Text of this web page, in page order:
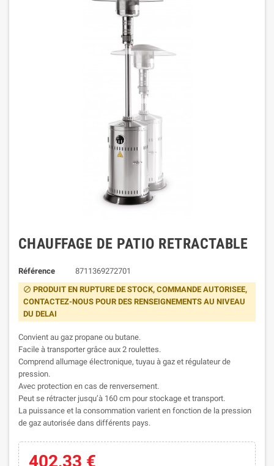
CHAUFFAGE DE PATIO RETRACTABLE
Référence 8711369272701
block PRODUIT EN RUPTURE DE STOCK, COMMANDE AUTORISEE,
CONTACTEZ-NOUS POUR DES RENSEIGNEMENTS AU NIVEAU
DU DELAI
Convient au gaz propane ou butane.
Facile à transporter grâce aux 2 roulettes.
Comprend allumage électronique, tuyau à gaz et régulateur de
pression.
Avec protection en cas de renversement.
Peut se rétracter jusqu’à 160 cm pour stockage et transport.
La puissance et la consommation varient en fonction de la pression
de gaz autorisée dans différents pays.
402,33 €